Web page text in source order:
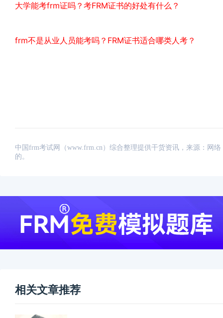
大学能考frm证吗？考FRM证书的好处有什么？
frm不是从业人员能考吗？FRM证书适合哪类人考？
中国frm考试网（www.frm.cn）综合整理提供干货资讯，来源：网
的。
相关文章推荐